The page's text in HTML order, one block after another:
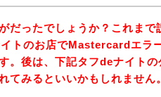
だったでしょうか？これまで
トのお店でMastercardエラ
。後は、下記タフdeナイト
てみるといいかもしれません。